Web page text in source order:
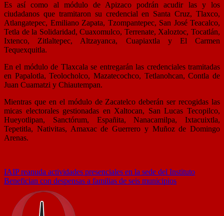
Es así como al módulo de Apizaco podrán acudir las y los
ciudadanos que tramitaron su credencial en Santa Cruz, Tlaxco,
Atlangatepec, Emiliano Zapata, Tzompantepec, San José Teacalco,
Tetla de la Solidaridad, Cuaxomulco, Terrenate, Xaloztoc, Tocatlán,
Ixtenco, Zitlaltepec, Altzayanca, Cuapiaxtla y El Carmen
Tequexquitla.
En el módulo de Tlaxcala se entregarán las credenciales tramitadas
en Papalotla, Teolocholco, Mazatecochco, Tetlanohcan, Contla de
Juan Cuamatzi y Chiautempan.
Mientras que en el módulo de Zacatelco deberán ser recogidas las
micas electorales gestionadas en Xaltocan, San Lucas Tecopilco,
Hueyotlipan, Sanctórum, Españita, Nanacamilpa, Ixtacuixtla,
Tepetitla, Nativitas, Amaxac de Guerrero y Muñoz de Domingo
Arenas.
Navegación
de
entradas
IAIP reanuda actividades presenciales en la sede del Instituto
Benefician con despensas a familias de seis municipios